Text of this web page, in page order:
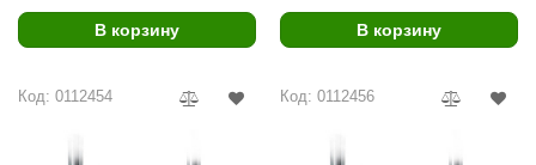
В корзину В корзину
Код: 0112454 Код: 0112456